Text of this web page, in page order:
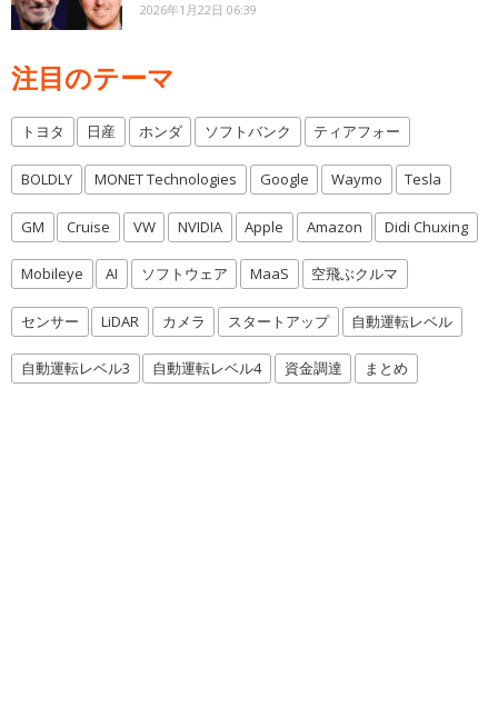
2026年1月22日 06:39
注目のテーマ
トヨタ 日産 ホンダ ソフトバンク ティアフォー
BOLDLY MONET Technologies Google Waymo Tesla
GM Cruise VW NVIDIA Apple Amazon Didi Chuxing
Mobileye AI ソフトウェア MaaS 空飛ぶクルマ
センサー LiDAR カメラ スタートアップ 自動運転レベル
自動運転レベル3 自動運転レベル4 資金調達 まとめ